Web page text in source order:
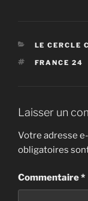
LE CERCLE
ÉTIQUETTES
FRANCE 24
Laisser un
Votre adresse
obligatoires
Commentaire*